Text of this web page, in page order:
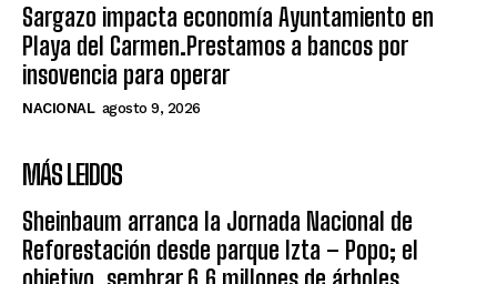
Sargazo impacta economía Ayuntamiento en
Playa del Carmen.Prestamos a bancos por
insovencia para operar
NACIONAL agosto 9, 2026
MÁS LEIDOS
Sheinbaum arranca la Jornada Nacional de
Reforestación desde parque Izta – Popo; el